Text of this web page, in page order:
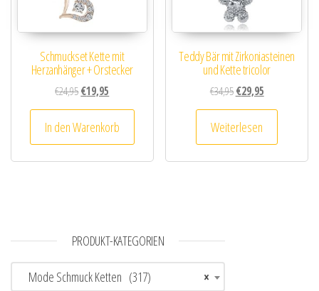
Schmuckset Kette mit
Herzanhänger + Orstecker
€24,95Ursprünglicher Preis war: €24,95
€19,95
In den Warenkorb
Teddy Bär mit Zirkoniasteinen
und Kette tricolor
€34,95 Ursprünglicher Preis
€29,95Aktueller Preis
Weiterlesen
PRODUKT-KATEGORIEN
×
Mode Schmuck Ketten (317)